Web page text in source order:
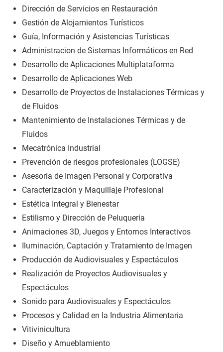
Dirección de Servicios en Restauración
Gestión de Alojamientos Turísticos
Guía, Información y Asistencias Turísticas
Administracion de Sistemas Informáticos en Red
Desarrollo de Aplicaciones Multiplataforma
Desarrollo de Aplicaciones Web
Desarrollo de Proyectos de Instalaciones Térmicas y
de Fluidos
Mantenimiento de Instalaciones Térmicas y de
Fluidos
Mecatrónica Industrial
Prevención de riesgos profesionales (LOGSE)
Asesoría de Imagen Personal y Corporativa
Caracterización y Maquillaje Profesional
Estética Integral y Bienestar
Estilismo y Dirección de Peluquería
Animaciones 3D, Juegos y Entornos Interactivos
Iluminación, Captación y Tratamiento de Imagen
Producción de Audiovisuales y Espectáculos
Realización de Proyectos Audiovisuales y
Espectáculos
Sonido para Audiovisuales y Espectáculos
Procesos y Calidad en la Industria Alimentaria
Vitivinicultura
Diseño y Amueblamiento